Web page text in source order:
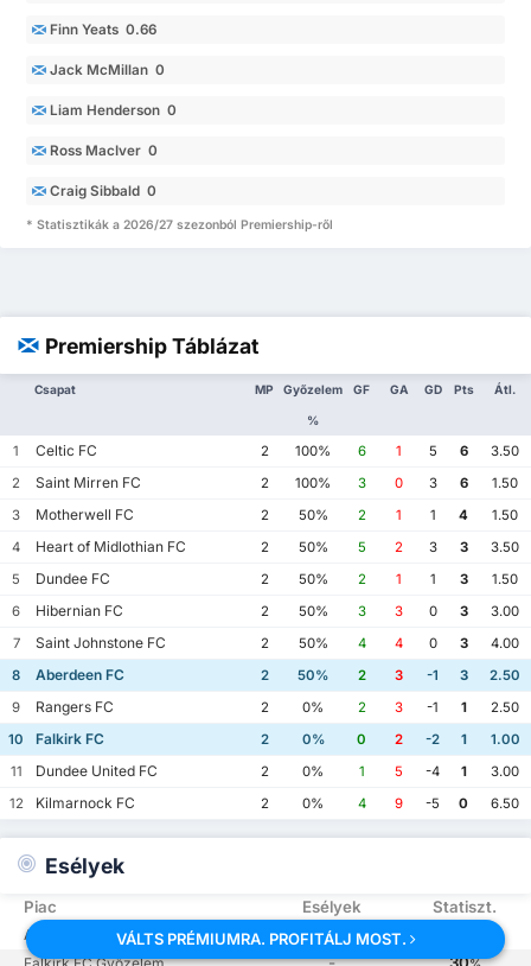
Finn Yeats 0.66
Jack McMillan 0
Liam Henderson 0
Ross MacIver 0
Craig Sibbald 0
* Statisztikák a 2026/27 szezonból Premiership-ről
Premiership Táblázat
Csapat MP Győzelem
%
GF GA GD Pts Átl.
1 Celtic FC 2 100% 6 1 5 6
3.50
2
Saint Mirren FC 2 100% 3 0 3 6
1.50
3
Motherwell FC 2 50% 2 1 1 4
1.50
4
Heart of Midlothian FC 2 50% 5 2 3 3
3.50
5
Dundee FC 2 50% 2 1 1 3
1.50
6
Hibernian FC 2 50% 3 3 0 3
3.00
7
Saint Johnstone FC 2 50% 4 4 0 3
4.00
8
Aberdeen FC 2 50% 2 3 -1 3
2.50
9
Rangers FC 2 0% 2 3 -1 1
2.50
10
Falkirk FC 2 0% 0 2 -2 1
1.00
11
Dundee United FC 2 0% 1 5 -4 1
3.00
12
Kilmarnock FC 2 0% 4 9 -5 0 6.50
Esélyek
Piac Esélyek Statiszt.
Aberdeen FC Győzelem -
VÁLTS PRÉMIUMRA. PROFITÁLJ MOST.